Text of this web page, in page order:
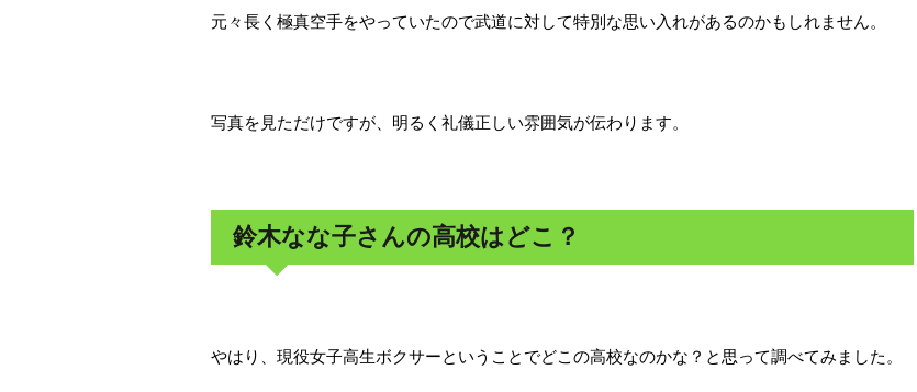
元々長く極真空手をやっていたので武道に対して特別な思い入れがあるのかもしれません。
写真を見ただけですが、明るく礼儀正しい雰囲気が伝わります。
鈴木なな子さんの高校はどこ？
やはり、現役女子高生ボクサーということでどこの高校なのかな？と思って調べてみました。